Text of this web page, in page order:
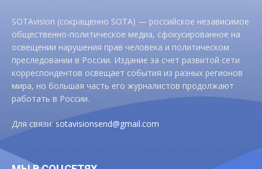
SOTAvision (сокращенно SOTA) — российское независимое
общественно-политическое медиа, сфокусированное на
освещении нарушения прав человека и политическом
преследовании в России. Издание за счет развитой сети
корреспондентов освещает события из разных регионов
мира, но большая часть его журналистов продолжают
работать в России.
Для связи:sotavisionsend@gmail.com